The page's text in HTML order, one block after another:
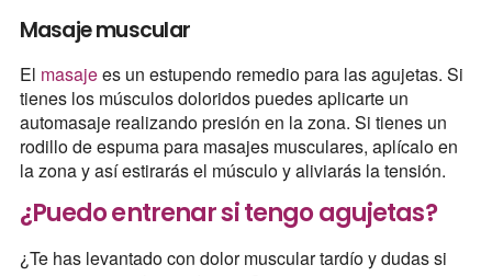
Masaje muscular
El masajees un estupendo remedio para las agujetas. Si
tienes los músculos doloridos puedes aplicarte un
automasaje realizando presión en la zona. Si tienes un
rodillo de espuma para masajes musculares, aplícalo en
la zona y así estirarás el músculo y aliviarás la tensión.
¿Puedo entrenar si tengo agujetas?
¿Te has levantado con dolor muscular tardío y dudas si